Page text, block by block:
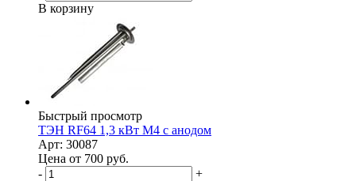
В корзину
Быстрый просмотр
ТЭН RF64 1,3 кВт M4 с анодом
Арт: 30087
Цена от 700 руб.
-
+